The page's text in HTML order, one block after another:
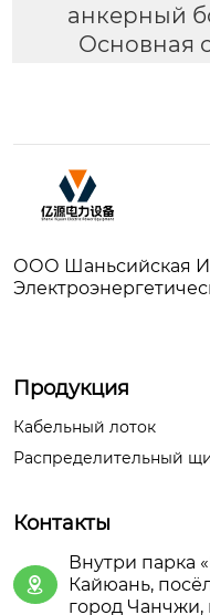
анкерный
Основная
ООО Шаньсийская
Продукция
Кабельный лоток
Распределительный
Контакты

Внутри парка
Кайюань,
город